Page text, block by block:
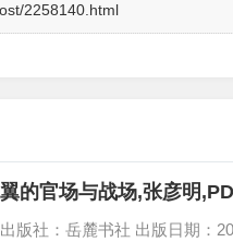
2258140.html
的官场与战场,张彦明
版社：岳麓书社 出版日期：